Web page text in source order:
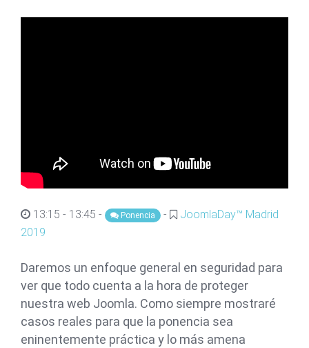
13:15 - 13:45 - Ponencia -
JoomlaDay™ Madrid
2019
Daremos un enfoque general en seguridad para
ver que todo cuenta a la hora de proteger
nuestra web Joomla. Como siempre mostraré
casos reales para que la ponencia sea
eninentemente práctica y lo más amena